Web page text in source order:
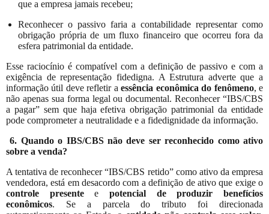
que a empresa jamais recebeu;
Reconhecer o passivo faria a contabilidade representar como
obrigação própria de um fluxo financeiro que ocorreu fora da
esfera patrimonial da entidade.
Esse raciocínio é compatível com a definição de passivo e com a
exigência de representação fidedigna. A Estrutura adverte que a
informação útil deve refletir aessência econômica do fenômeno, e
não apenas sua forma legal ou documental. Reconhecer “IBS/CBS
a pagar” sem que haja efetiva obrigação patrimonial da entidade
pode comprometer a neutralidade e a fidedignidade da informação.
6. Quando o IBS/CBS não deve ser reconhecido como ativo
sobre a venda?
A tentativa de reconhecer “IBS/CBS retido” como ativo da empresa
vendedora, está em desacordo com a definição de ativo que exige o
controle presenteepotencial de produzir benefícios
econômicos. Se a parcela do tributo foi direcionada